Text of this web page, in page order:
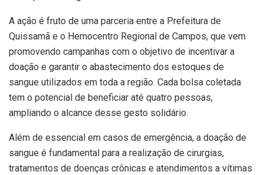
A ação é fruto de uma parceria entre a Prefeitura de
Quissamã e o Hemocentro Regional de Campos, que vem
promovendo campanhas com o objetivo de incentivar a
doação e garantir o abastecimento dos estoques de
sangue utilizados em toda a região. Cada bolsa coletada
tem o potencial de beneficiar até quatro pessoas,
ampliando o alcance desse gesto solidário.
Além de essencial em casos de emergência, a doação de
sangue é fundamental para a realização de cirurgias,
tratamentos de doenças crônicas e atendimentos a vítimas